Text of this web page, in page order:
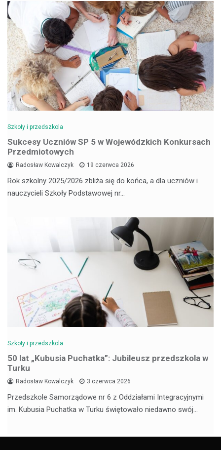
Szkoły i przedszkola
Sukcesy Uczniów SP 5 w Wojewódzkich Konkursach
Przedmiotowych
Radosław Kowalczyk 19 czerwca 2026
Rok szkolny 2025/2026 zbliża się do końca, a dla uczniów i
nauczycieli Szkoły Podstawowej nr…
Szkoły i przedszkola
50 lat „Kubusia Puchatka”: Jubileusz przedszkola w
Turku
Radosław Kowalczyk 3 czerwca 2026
Przedszkole Samorządowe nr 6 z Oddziałami Integracyjnymi
im. Kubusia Puchatka w Turku świętowało niedawno swój…